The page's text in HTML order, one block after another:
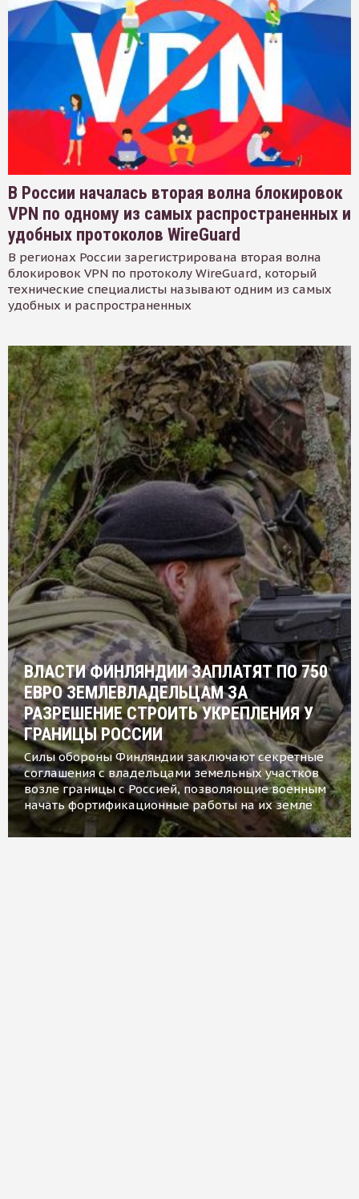
В России началась вторая волна блокировок
VPN по одному из самых распространенных и
удобных протоколов WireGuard
В регионах России зарегистрирована вторая волна
блокировок VPN по протоколу WireGuard, который
технические специалисты называют одним из самых
удобных и распространенных
ВЛАСТИ ФИНЛЯНДИИ ЗАПЛАТЯТ ПО 750
ЕВРО ЗЕМЛЕВЛАДЕЛЬЦАМ ЗА
РАЗРЕШЕНИЕ СТРОИТЬ УКРЕПЛЕНИЯ У
ГРАНИЦЫ РОССИИ
Силы обороны Финляндии заключают секретные
соглашения с владельцами земельных участков
возле границы с Россией, позволяющие военным
начать фортификационные работы на их земле